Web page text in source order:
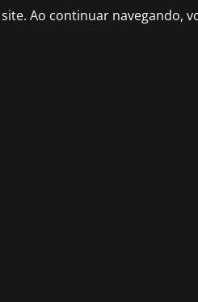
Ao continuar navegando,